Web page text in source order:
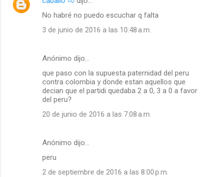
No habré no puedo escuchar q falta
3 de junio de 2016 a las 10:48 a.m.
Anónimo dijo…
que paso con la supuesta paternidad del peru
contra colombia y donde estan aquellos que
decian que el partidi quedaba 2 a 0, 3 a 0 a favor
del peru?
20 de junio de 2016 a las 7:08 a.m.
Anónimo dijo…
peru
2 de septiembre de 2016 a las 8:00 p.m.